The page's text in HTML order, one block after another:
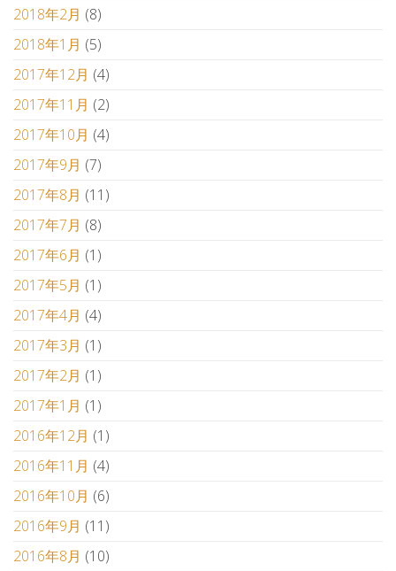
2018年2月 (8)
2018年1月 (5)
2017年12月 (4)
2017年11月 (2)
2017年10月 (4)
2017年9月 (7)
2017年8月 (11)
2017年7月 (8)
2017年6月 (1)
2017年5月 (1)
2017年4月 (4)
2017年3月 (1)
2017年2月 (1)
2017年1月 (1)
2016年12月 (1)
2016年11月 (4)
2016年10月 (6)
2016年9月 (11)
2016年8月 (10)